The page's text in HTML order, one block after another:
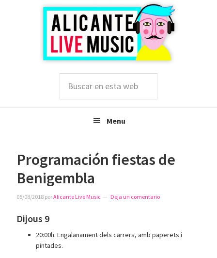
esta
Menu
Programación fiestas de
Benigembla
05/08/2018 porAlicante Live Music Deja un comentario
Dijous 9
20:00h. Engalanament dels carrers, amb paperets i
pintades.